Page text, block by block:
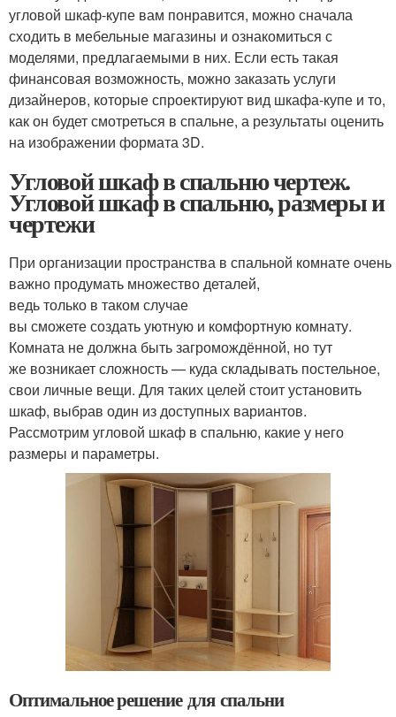
угловой шкаф-купе вам понравится, можно сначала
сходить в мебельные магазины и ознакомиться с
моделями, предлагаемыми в них. Если есть такая
финансовая возможность, можно заказать услуги
дизайнеров, которые спроектируют вид шкафа-купе и то,
как он будет смотреться в спальне, а результаты оценить
на изображении формата 3D.
Угловой шкаф в спальню чертеж.
Угловой шкаф в спальню, размеры и
чертежи
При организации пространства в спальной комнате очень
важно продумать множество деталей,
ведь только в таком случае
вы сможете создать уютную и комфортную комнату.
Комната не должна быть загромождённой, но тут
же возникает сложность — куда складывать постельное,
свои личные вещи. Для таких целей стоит установить
шкаф, выбрав один из доступных вариантов.
Рассмотрим угловой шкаф в спальню, какие у него
размеры и параметры.
Оптимальное решение для спальни